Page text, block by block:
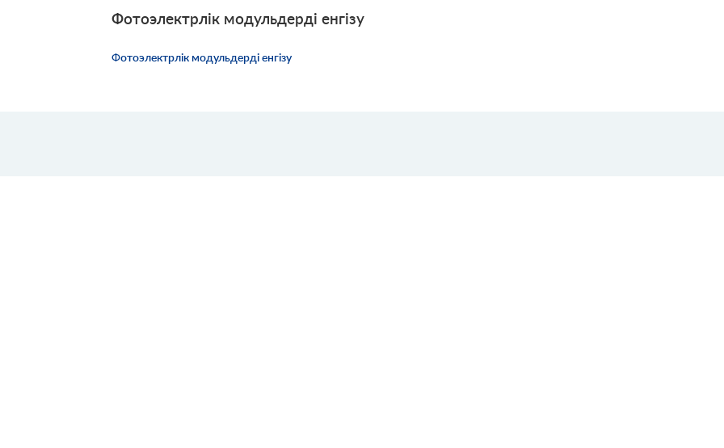
Фотоэлектрлік модульдерді енгізу
Фотоэлектрлік модульдерді енгізу